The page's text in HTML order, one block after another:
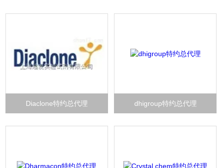
Diaclone特约总代理 dhigroup特约总代理